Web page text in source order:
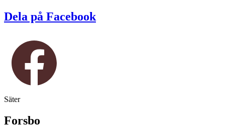
Dela på Facebook
Säter
Forsbo